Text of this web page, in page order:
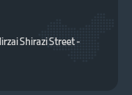
Shirazi Street -